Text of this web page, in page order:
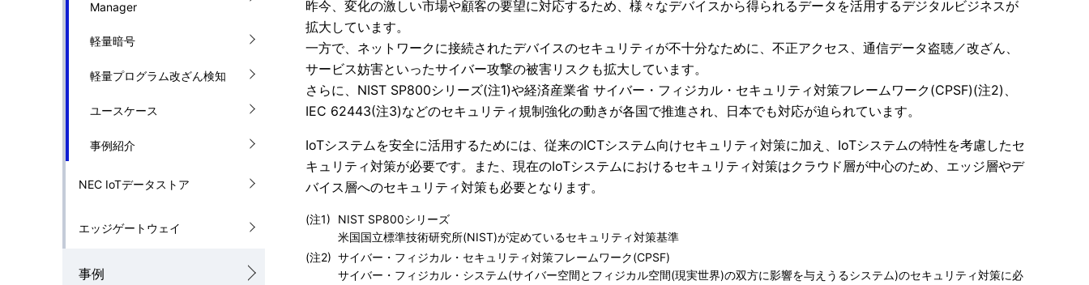
Manager
軽量暗号
軽量プログラム改ざん検知
ユースケース
事例紹介
NEC IoTデータストア
エッジゲートウェイ
事例
昨今、変化の激しい市場や顧客の要望に対応するため、様々なデバイスから得られるデータを活用するデジタルビジネスが
拡大しています。
一方で、ネットワークに接続されたデバイスのセキュリティが不十分なために、不正アクセス、通信データ盗聴／改ざん、
サービス妨害といったサイバー攻撃の被害リスクも拡大しています。
さらに、 NIST SP800シリーズ(注1)や経済産業省 サイバー・フィジカル・セキュリティ対策フレームワーク(CPSF)(注2) 、
IEC 62443(注3)などのセキュリティ規制強化の動きが各国で推進され、日本でも対応が迫られています。
IoTシステムを安全に活用するためには、従来のICTシステム向けセキュリティ対策に加え、 IoTシステムの特性を考慮したセ
キュリティ対策が必要です。また、現在のIoTシステムにおけるセキュリティ対策はクラウド層が中心のため、エッジ層やデ
バイス層へのセキュリティ対策も必要となります。
(注1)
NIST SP800シリーズ
米国国立標準技術研究所(NIST)が定めているセキュリティ対策基準
(注2) サイバー・フィジカル・セキュリティ対策フレームワーク(CPSF)
サイバー・フィジカル・システム(サイバー空間とフィジカル空間(現実世界)の双方に影響を与えうるシステム)のセキュリティ対策に必